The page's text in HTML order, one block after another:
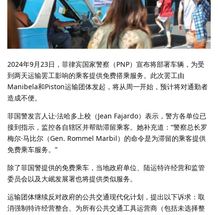
2024年9月23日，菲律宾国家警察（PNP）宣布将部署车辆，为受
到两天运输罢工影响的乘客提供免费搭乘服务。此次罢工由
Manibela和Piston运输团体发起，将从周一开始，预计将对通勤者
造成不便。
菲国警发言人让·法哈多上校（Jean Fajardo）表示，警方各单位已
接到指示，监控各自辖区并帮助滞留乘客。她补充道：“警察总长罗
梅尔·马比尔（Gen. Rommel Marbil）的命令是为滞留的乘客提供
免费乘车服务。”
除了菲国警提供的免费乘车，当地政府单位、陆运特许经营和监管
委员会以及大岷发展署也将提供类似服务。
运输团体继续反对政府的公共交通现代化计划，提出以下诉求：取
消强制特许经营整合、为所有公共交通工具运营商（包括未选择整